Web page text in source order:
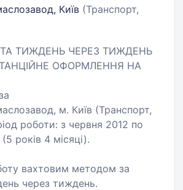
Київ (Транспорт,
ТИЖДЕНЬ ЧЕРЕЗ ТИЖДЕНЬ
ОФОРМЛЕННЯ НА
м. Київ (Транспорт,
роботи: з червня 2012 по
років 4 місяці).
вахтовим методом за
через тиждень.